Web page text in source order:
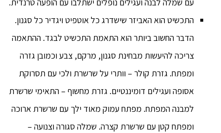
עם שמלה לבנה ועגילים נופלים ישתלבו עם הופעה טרנדית.
התכשיט הוא האביזר שישדרג כל אוטפיט ויגדיר כל סגנון.
הדבר החשוב ביותר הוא התאמת התכשיט לבגד. ההתאמה
צריכה להיעשות מבחינת סגנון, מרקם, צבע וכמובן גזרה
ומפתח. גזרת קולר – וותרי על שרשרת ולכי עם תסרוקת
אסופה ועגילים דומיננטיים. גזרת מחשוף – התאימי שרשרת
למבנה המפתח. מפתח עמוק מאוד ילך עם שרשרת ארוכה
ומפתח קטן עם שרשרת קצרה. שמלה סגורה וצנועה –